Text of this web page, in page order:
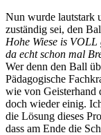
Nun wurde lautstark
zuständig sei, den
Hohe Wiese is
da echt schon mal
Wer denn den Ball
Pädagogische
wie von Geisterhand
doch wieder einig.
die Lösung dieses
dass am Ende die